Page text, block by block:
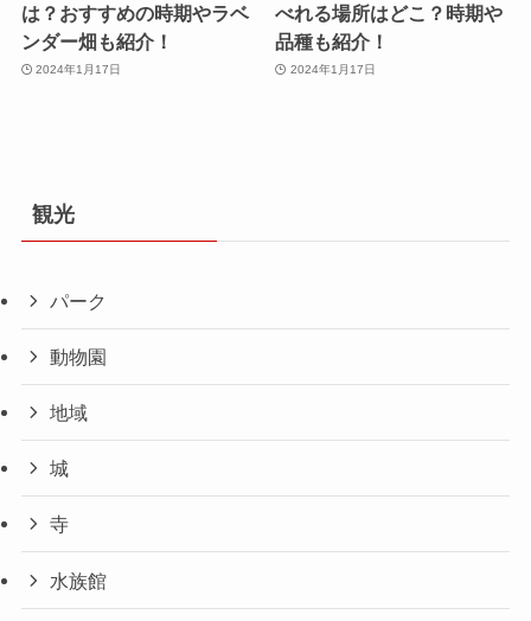
は？おすすめの時期やラベ
ンダー畑も紹介！
2024年1月17日
べれる場所はどこ？時期や
品種も紹介！
2024年1月17日
観光
パーク
動物園
地域
城
寺
水族館